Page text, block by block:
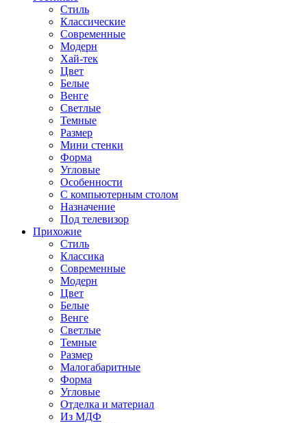
Стиль
Классические
Современные
Модерн
Хай-тек
Цвет
Белые
Венге
Светлые
Темные
Размер
Мини стенки
Форма
Угловые
Особенности
С компьютерным столом
Назначение
Под телевизор
Прихожие
Стиль
Классика
Современные
Модерн
Цвет
Белые
Венге
Светлые
Темные
Размер
Малогабаритные
Форма
Угловые
Отделка и материал
Из МДФ